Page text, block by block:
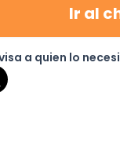
Ir al
a quien lo